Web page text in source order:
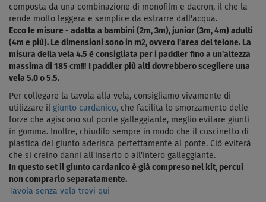
composta da una combinazione di monofilm e dacron, il che la
rende molto leggera e semplice da estrarre dall'acqua.
Ecco le misure - adatta a bambini (2m, 3m), junior (3m, 4m) adulti
(4m e più). Le dimensioni sono in m2, ovvero l'area del telone. La
misura della vela 4.5 è consigliata per i paddler fino a un'altezza
massima di 185 cm!!!
I paddler più alti dovrebbero scegliere una
vela 5.0 o 5.5.
Per collegare la tavola alla vela, consigliamo vivamente di
utilizzare il giunto cardanico, che facilita lo smorzamento delle
forze che agiscono sul ponte galleggiante, meglio evitare giunti
in gomma. Inoltre, chiudilo sempre in modo che il cuscinetto di
plastica del giunto aderisca perfettamente al ponte. Ciò eviterà
che si creino danni all'inserto o all'intero galleggiante.
In questo set il giunto cardanico è già compreso nel kit, percui
non comprarlo separatamente.
Tavola senza vela trovi qui